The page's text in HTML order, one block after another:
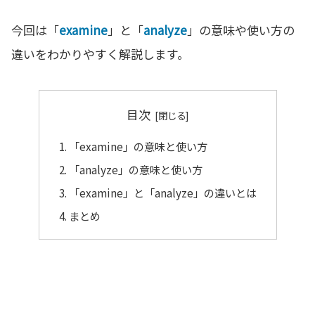
今回は「examine」と「analyze」の意味や使い方の
違いをわかりやすく解説します。
目次
「examine」の意味と使い方
「analyze」の意味と使い方
「examine」と「analyze」の違いとは
まとめ